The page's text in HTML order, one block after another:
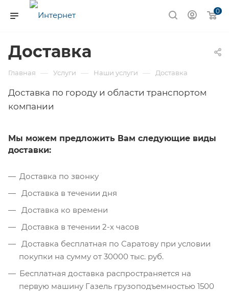
0
Доставка
Главная — Услуги — Наши услуги — Доставка
Доставка по городу и области транспортом
компании
Мы можем предложить Вам следующие виды
доставки:
Доставка по звонку
Доставка в течении дня
Доставка ко времени
Доставка в течении 2-х часов
Доставка бесплатная по Саратову при условии
покупки на сумму от 30000 тыс. руб.
Бесплатная доставка распространяется на
первую машину Газель грузоподъемностью 1500